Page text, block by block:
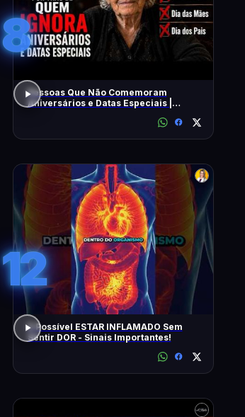
8
Pessoas Que Não Comemoram
Aniversários e Datas Especiais |
12
É Possível ESTAR INFLAMADO Sem
Sentir DOR - Sinais Importantes!